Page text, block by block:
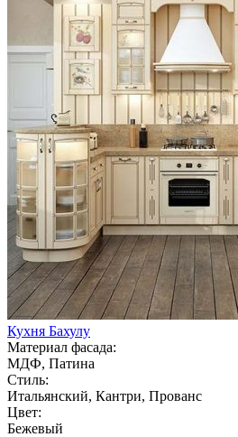
Кухня Бахулу
Материал фасада:
МДФ, Патина
Стиль:
Итальянский, Кантри, Прованс
Цвет:
Бежевый